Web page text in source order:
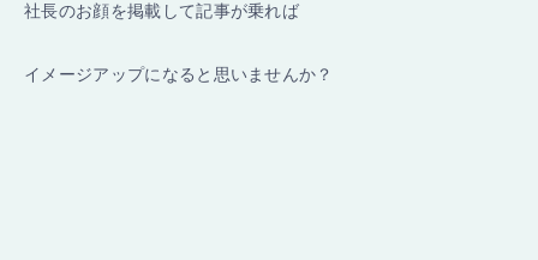
社長のお顔を掲載して記事が乗れば
イメージアップになると思いませんか？